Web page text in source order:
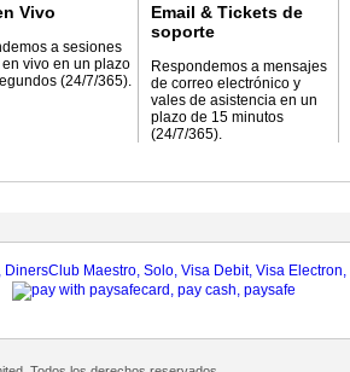
Vivo
a sesiones
vivo en un plazo
(24/7/365).
Email & Tickets de
soporte
Respondemos a mensajes
de correo electrónico y
vales de asistencia en un
plazo de 15 minutos
(24/7/365).